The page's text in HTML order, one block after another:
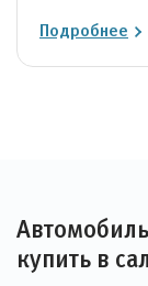
Подробнее
купить в